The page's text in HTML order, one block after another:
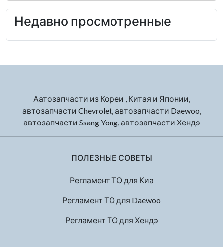
Недавно просмотренные
Аатозапчасти из Кореи , Китая и Японии,
автозапчасти Chevrolet, автозапчасти Daewoo,
автозапчасти Ssang Yong, автозапчасти Хендэ
ПОЛЕЗНЫЕ СОВЕТЫ
Регламент ТО для Киа
Регламент ТО для Daewoo
Регламент ТО для Хендэ